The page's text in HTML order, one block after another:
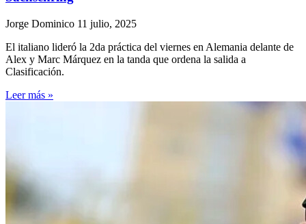
Jorge Dominico 11 julio, 2025
El italiano lideró la 2da práctica del viernes en Alemania delante de
Alex y Marc Márquez en la tanda que ordena la salida a
Clasificación.
Leer más »